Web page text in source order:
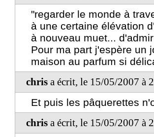
"regarder le monde à
à une certaine élévation
à nouveau muet...
Pour ma part j'espère un
maison au parfum si
chris a écrit, le 15/05/2007 à
Et puis les pâquerettes
chris a écrit, le 15/05/2007 à